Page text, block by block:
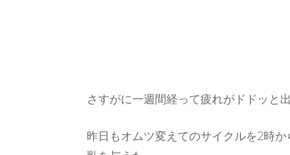
さすがに一週間経って疲れがドドッと出
昨日もオムツ変えてのサイクルを2時